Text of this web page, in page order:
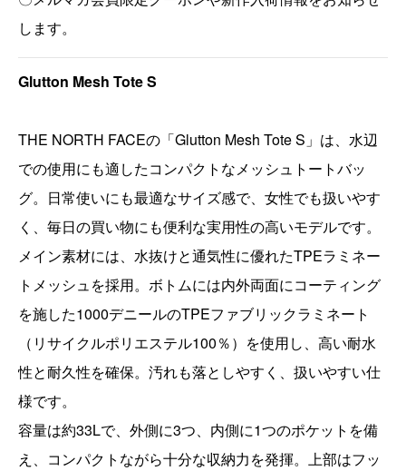
します。
Glutton Mesh Tote S
THE NORTH FACEの「Glutton Mesh Tote S」は、水辺
での使用にも適したコンパクトなメッシュトートバッ
グ。日常使いにも最適なサイズ感で、女性でも扱いやす
く、毎日の買い物にも便利な実用性の高いモデルです。
メイン素材には、水抜けと通気性に優れたTPEラミネー
トメッシュを採用。ボトムには内外両面にコーティング
を施した1000デニールのTPEファブリックラミネート
（リサイクルポリエステル100％）を使用し、高い耐水
性と耐久性を確保。汚れも落としやすく、扱いやすい仕
様です。
容量は約33Lで、外側に3つ、内側に1つのポケットを備
え、コンパクトながら十分な収納力を発揮。上部はフッ